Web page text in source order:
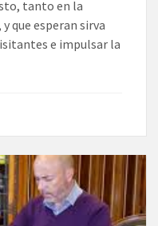
tanto en la
que esperan sirva
e impulsar la